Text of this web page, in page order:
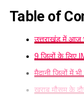
Table of
उत्तराखंड में आज
9 जिलों के लिए
मैदानी जिलों में
खराब मौसम के